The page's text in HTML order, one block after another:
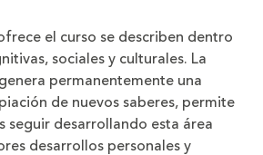
el curso se describen dentro
sociales y culturales. La
permanentemente una
de nuevos saberes, permite
seguir desarrollando esta área
desarrollos personales y